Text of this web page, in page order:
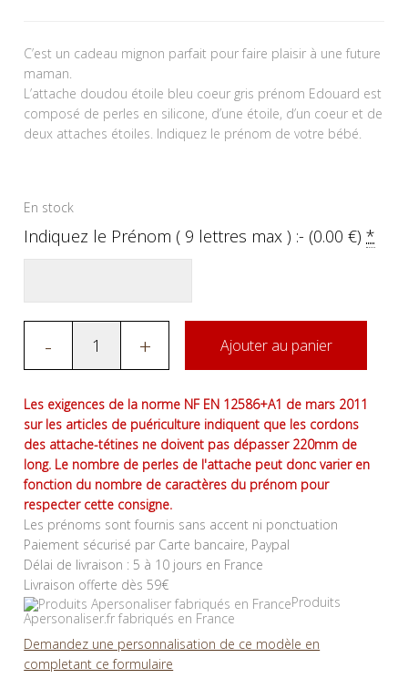
C’est un cadeau mignon parfait pour faire plaisir à une future
maman.
L’attache doudou étoile bleu coeur gris prénom Edouard est
composé de perles en silicone, d’une étoile, d’un coeur et de
deux attaches étoiles. Indiquez le prénom de votre bébé.
En stock
Indiquez le Prénom ( 9 lettres max ) :- (0.00€)*
- + Ajouter au panier
Les exigences de la norme NF EN 12586+A1 de mars 2011
sur les articles de puériculture indiquent que les cordons
des attache-tétines ne doivent pas dépasser 220mm de
long. Le nombre de perles de l'attache peut donc varier en
fonction du nombre de caractères du prénom pour
respecter cette consigne.
Les prénoms sont fournis sans accent ni ponctuation
Paiement sécurisé par Carte bancaire, Paypal
Délai de livraison : 5 à 10 jours en France
Livraison offerte dès 59€
Produits
Apersonaliser.fr fabriqués en France
Demandez une personnalisation de ce modèle en
completant ce formulaire